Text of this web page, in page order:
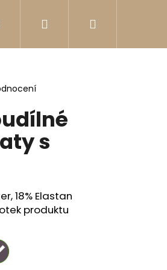
Obchodní podmínky
Přihlášení
s
18% Elastan
produktu